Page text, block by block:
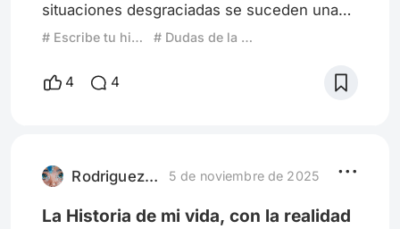
situaciones desgraciadas se suceden unas
a otras, hay jornadas enteras que se diluyen
despertar. Hace unos días amaneció
soleado, hacía un calor excesivo para la
rodeados de ríos y arroy
# Escribe tu historia: Cuando dudas de la realidad del mundo # Dudas de la Realidad
4 4
Rodriguez-Griman 5 de noviembre de 2025
La Historia de mi vida, con la realidad